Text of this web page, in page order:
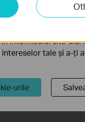
activitățile tale de
intermediul site-
tale și a-ți
urile